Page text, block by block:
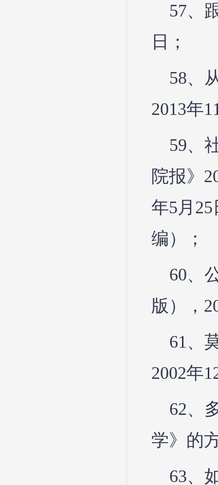
57、
日；
58、
2013年
59、
院报》
年5月
编）；
60、
版），
61、
2002年
62、
学》的
63、